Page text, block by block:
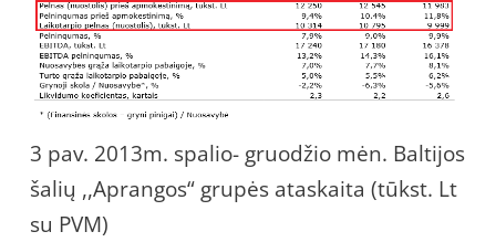
3 pav. 2013m. spalio- gruodžio mėn. Baltijos
šalių ,,Aprangos“ grupės ataskaita (tūkst. Lt
su PVM)